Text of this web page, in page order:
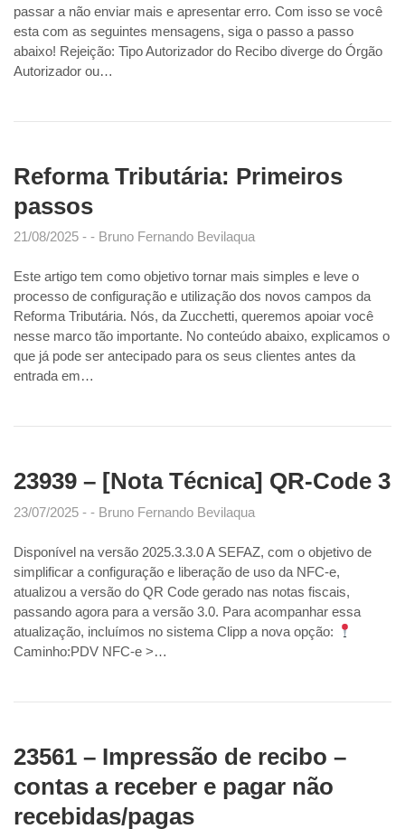
passar a não enviar mais e apresentar erro. Com isso se você
esta com as seguintes mensagens, siga o passo a passo
abaixo! Rejeição: Tipo Autorizador do Recibo diverge do Órgão
Autorizador ou…
Reforma Tributária: Primeiros
passos
21/08/2025 Bruno Fernando Bevilaqua
Este artigo tem como objetivo tornar mais simples e leve o
processo de configuração e utilização dos novos campos da
Reforma Tributária. Nós, da Zucchetti, queremos apoiar você
nesse marco tão importante. No conteúdo abaixo, explicamos o
que já pode ser antecipado para os seus clientes antes da
entrada em…
23939 – [Nota Técnica] QR-Code 3
23/07/2025 Bruno Fernando Bevilaqua
Disponível na versão 2025.3.3.0 A SEFAZ, com o objetivo de
simplificar a configuração e liberação de uso da NFC-e,
atualizou a versão do QR Code gerado nas notas fiscais,
passando agora para a versão 3.0. Para acompanhar essa
atualização, incluímos no sistema Clipp a nova opção:
Caminho:PDV NFC-e >…
23561 – Impressão de recibo –
contas a receber e pagar não
recebidas/pagas